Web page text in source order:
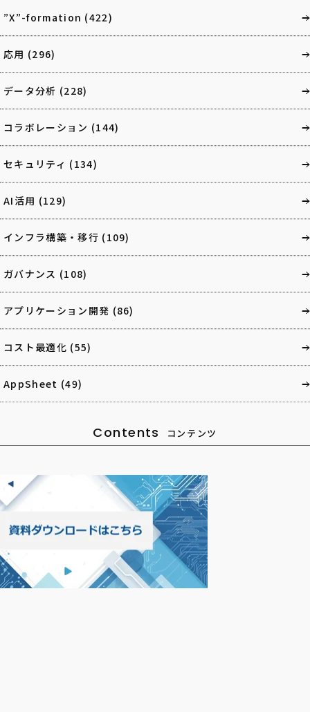
”X”-formation (422)
応用 (296)
データ分析 (228)
コラボレーション (144)
セキュリティ (134)
AI活用 (129)
インフラ構築・移行 (109)
ガバナンス (108)
アプリケーション開発 (86)
コスト最適化 (55)
AppSheet (49)
Contents コンテンツ